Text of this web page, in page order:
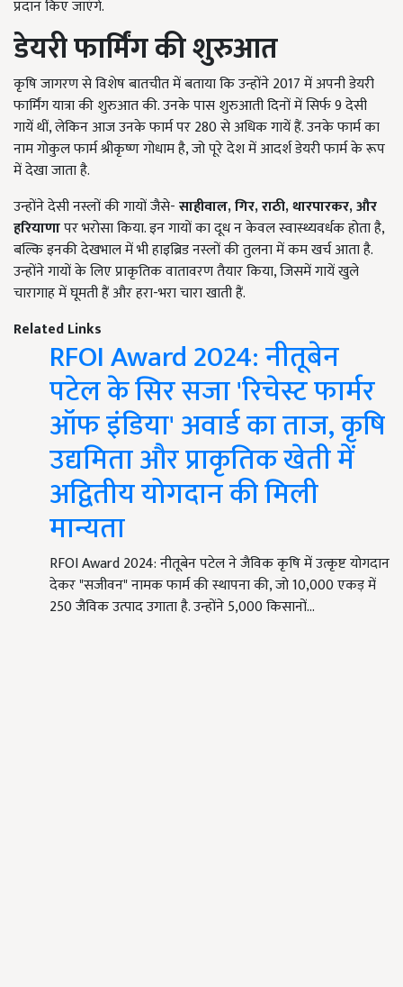
प्रदान किए जाएंगे.
डेयरी फार्मिंग की शुरुआत
कृषि जागरण से विशेष बातचीत में बताया कि उन्होंने 2017 में अपनी डेयरी
फार्मिंग यात्रा की शुरुआत की. उनके पास शुरुआती दिनों में सिर्फ 9 देसी
गायें थीं, लेकिन आज उनके फार्म पर 280 से अधिक गायें हैं. उनके फार्म का
नाम गोकुल फार्म श्रीकृष्ण गोधाम है, जो पूरे देश में आदर्श डेयरी फार्म के रूप
में देखा जाता है.
उन्होंने देसी नस्लों की गायों जैसे-साहीवाल,गिर,राठी,थारपारकर,और
हरियाणापर भरोसा किया. इन गायों का दूध न केवल स्वास्थ्यवर्धक होता है,
बल्कि इनकी देखभाल में भी हाइब्रिड नस्लों की तुलना में कम खर्च आता है.
उन्होंने गायों के लिए प्राकृतिक वातावरण तैयार किया, जिसमें गायें खुले
चारागाह में घूमती हैं और हरा-भरा चारा खाती हैं.
Related Links
RFOI Award 2024: नीतूबेन
पटेल के सिर सजा 'रिचेस्ट फार्मर
ऑफ इंडिया' अवार्ड का ताज, कृषि
उद्यमिता और प्राकृतिक खेती में
अद्वितीय योगदान की मिली
मान्यता
RFOI Award 2024: नीतूबेन पटेल ने जैविक कृषि में उत्कृष्ट योगदान
देकर "सजीवन" नामक फार्म की स्थापना की, जो 10,000 एकड़ में
250 जैविक उत्पाद उगाता है. उन्होंने 5,000 किसानों…